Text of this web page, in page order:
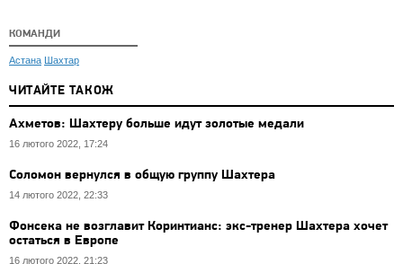
КОМАНДИ
Астана Шахтар
ЧИТАЙТЕ ТАКОЖ
Ахметов: Шахтеру больше идут золотые медали
16 лютого 2022, 17:24
Соломон вернулся в общую группу Шахтера
14 лютого 2022, 22:33
Фонсека не возглавит Коринтианс: экс-тренер Шахтера хочет
остаться в Европе
16 лютого 2022, 21:23